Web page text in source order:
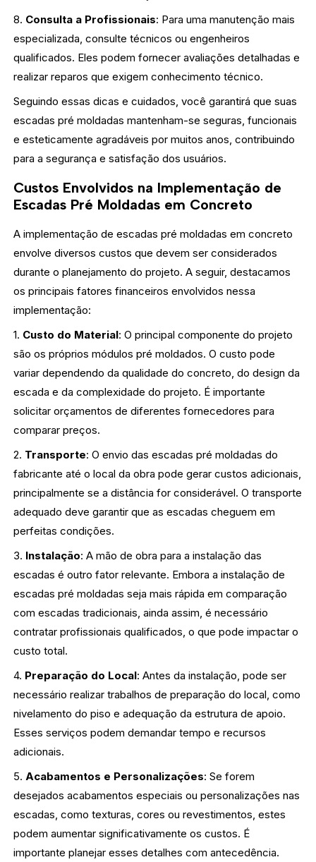
8. Consulta a Profissionais: Para uma manutenção mais
especializada, consulte técnicos ou engenheiros
qualificados. Eles podem fornecer avaliações detalhadas e
realizar reparos que exigem conhecimento técnico.
Seguindo essas dicas e cuidados, você garantirá que suas
escadas pré moldadas mantenham-se seguras, funcionais
e esteticamente agradáveis por muitos anos, contribuindo
para a segurança e satisfação dos usuários.
Custos Envolvidos na Implementação de
Escadas Pré Moldadas em Concreto
A implementação de escadas pré moldadas em concreto
envolve diversos custos que devem ser considerados
durante o planejamento do projeto. A seguir, destacamos
os principais fatores financeiros envolvidos nessa
implementação:
1. Custo do Material: O principal componente do projeto
são os próprios módulos pré moldados. O custo pode
variar dependendo da qualidade do concreto, do design da
escada e da complexidade do projeto. É importante
solicitar orçamentos de diferentes fornecedores para
comparar preços.
2. Transporte: O envio das escadas pré moldadas do
fabricante até o local da obra pode gerar custos adicionais,
principalmente se a distância for considerável. O transporte
adequado deve garantir que as escadas cheguem em
perfeitas condições.
3. Instalação: A mão de obra para a instalação das
escadas é outro fator relevante. Embora a instalação de
escadas pré moldadas seja mais rápida em comparação
com escadas tradicionais, ainda assim, é necessário
contratar profissionais qualificados, o que pode impactar o
custo total.
4. Preparação do Local: Antes da instalação, pode ser
necessário realizar trabalhos de preparação do local, como
nivelamento do piso e adequação da estrutura de apoio.
Esses serviços podem demandar tempo e recursos
adicionais.
5.Acabamentos e Personalizações: Se forem
desejados acabamentos especiais ou personalizações nas
escadas, como texturas, cores ou revestimentos, estes
podem aumentar significativamente os custos. É
importante planejar esses detalhes com antecedência.